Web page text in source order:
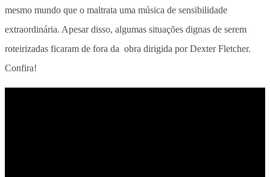
mesmo mundo que o maltrata uma música de sensibilidade
extraordinária. Apesar disso, algumas situações dignas de serem
roteirizadas ficaram de fora da obra dirigida por Dexter Fletcher.
Confira!